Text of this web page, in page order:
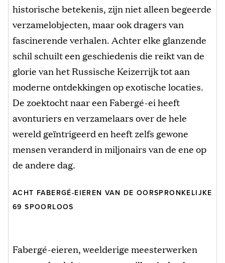
historische betekenis, zijn niet alleen begeerde
verzamelobjecten, maar ook dragers van
fascinerende verhalen. Achter elke glanzende
schil schuilt een geschiedenis die reikt van de
glorie van het Russische Keizerrijk tot aan
moderne ontdekkingen op exotische locaties.
De zoektocht naar een Fabergé-ei heeft
avonturiers en verzamelaars over de hele
wereld geïntrigeerd en heeft zelfs gewone
mensen veranderd in miljonairs van de ene op
de andere dag.
ACHT FABERGÉ-EIEREN VAN DE OORSPRONKELIJKE
69 SPOORLOOS
Fabergé-eieren, weelderige meesterwerken